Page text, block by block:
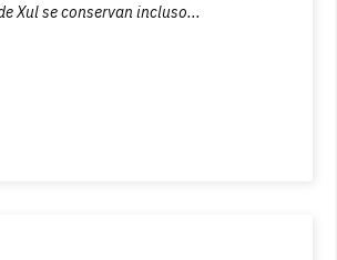
Xul se conservan incluso...